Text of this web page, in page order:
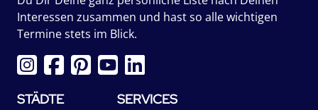
Interessen zusammen und hast so alle wichtigen
Termine stets im Blick.
STÄDTE SERVICES